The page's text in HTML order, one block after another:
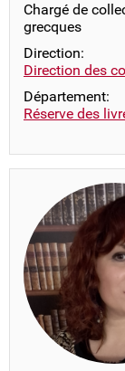
Chargé de
grecques
Direction:
Direction des
Département:
Réserve des